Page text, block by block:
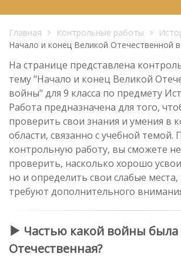
Главная Контрольные работы
Начало и конец Великой Отечественной
На странице представлена
тему "Начало и конец Великой
войны" для 9 класса по предмету
Работа предназначена для того,
проверить свои знания и умения в
области, связанно с учебной темой.
контрольную работу, вы сможете
проверить, насколько хорошо
но и определить свои слабые
требуют дополнительного
Частью какой войны была
Отечественная?